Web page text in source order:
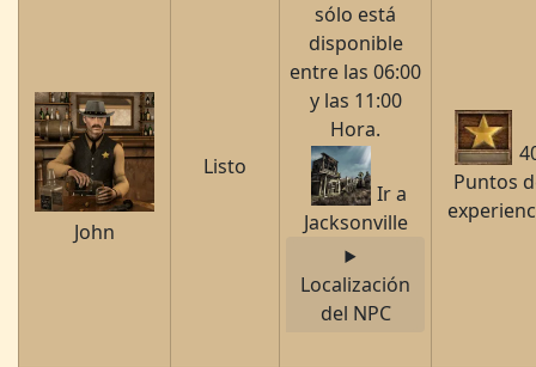
John
Listo
sólo está
disponible
entre las 06:00
y las 11:00
Hora.
Ir a
Jacksonville
Localización
del NPC
Puntos